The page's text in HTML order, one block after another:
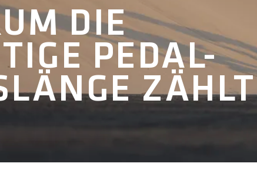
DIE
PEDAL-
ZÄHLT